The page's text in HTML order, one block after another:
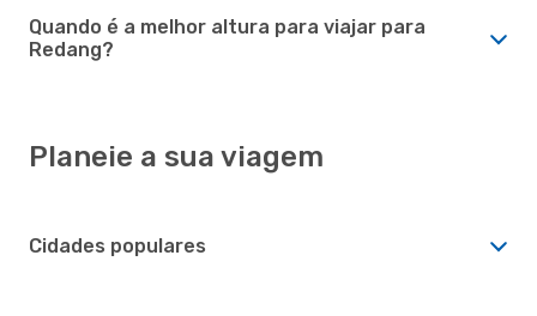
Quando é a melhor altura para viajar para
Redang?
Planeie a sua viagem
Cidades populares